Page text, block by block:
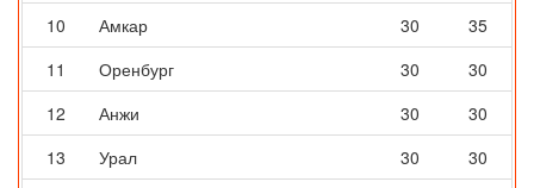
10
Амкар 30
35
11
Оренбург 30
30
12
Анжи 30
30
13
Урал 30
30